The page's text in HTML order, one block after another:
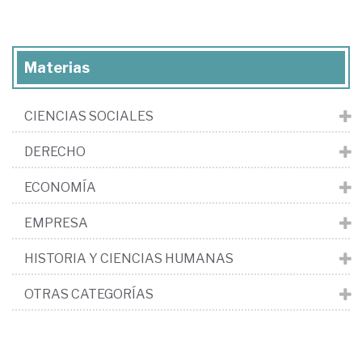
Materias
CIENCIAS SOCIALES
DERECHO
ECONOMÍA
EMPRESA
HISTORIA Y CIENCIAS HUMANAS
OTRAS CATEGORÍAS